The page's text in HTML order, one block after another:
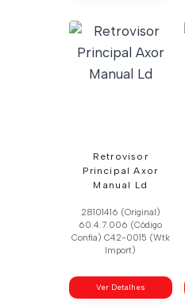
Retrovisor
Principal Axor
Manual Ld
28101416 (Original)
60.4.7.006 (Código
Confia) C42-0015 (Wtk
Import)
Ver Detalhes